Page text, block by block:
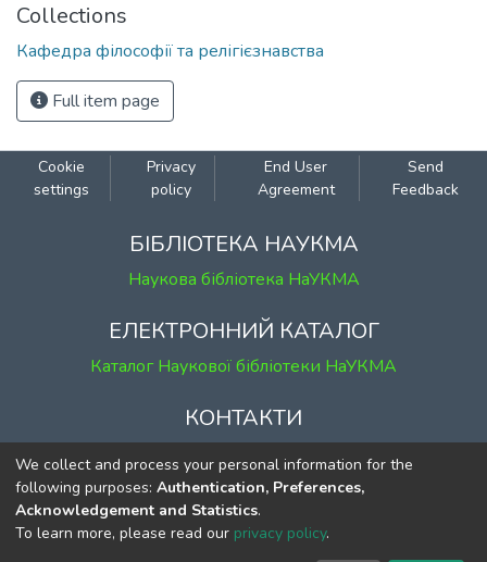
Collections
Кафедра філософії та релігієзнавства
Full item page
Cookie
settings
Privacy
policy
End User
Agreement
Send
Feedback
БІБЛІОТЕКА НАУКМА
Наукова бібліотека НаУКМА
ЕЛЕКТРОННИЙ КАТАЛОГ
Каталог Наукової бібліотеки НаУКМА
КОНТАКТИ
м. Київ, вул. Григорія Сковороди, 2
к. 1, к. 120
тел. (044) 463-69-31
ekmair@ukma.edu.ua
We collect and process your personal information for the
following purposes: Authentication, Preferences,
Acknowledgement and Statistics.
To learn more, please read our privacy policy.